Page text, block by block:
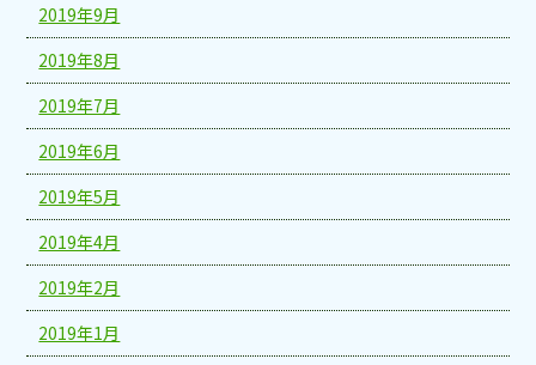
2019年9月
2019年8月
2019年7月
2019年6月
2019年5月
2019年4月
2019年2月
2019年1月